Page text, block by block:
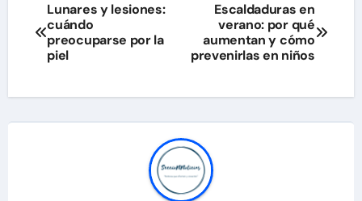
de
entradas
Lunares y lesiones:
cuándo
preocuparse por la
piel
Escaldaduras en
verano: por qué
aumentan y cómo
prevenirlas en niños